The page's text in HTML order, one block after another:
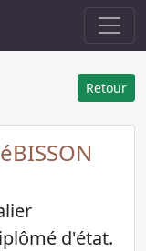
Retour
d'état.